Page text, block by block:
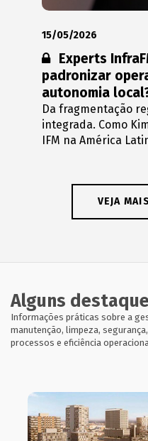
15/05/2026
Conteúdo
Experts
padronizar
autonomia
Da fragmentação
integrada. Como
IFM na América
VEJA
Alguns
Informações práticas sobre a
manutenção, limpeza,
processos e eficiência